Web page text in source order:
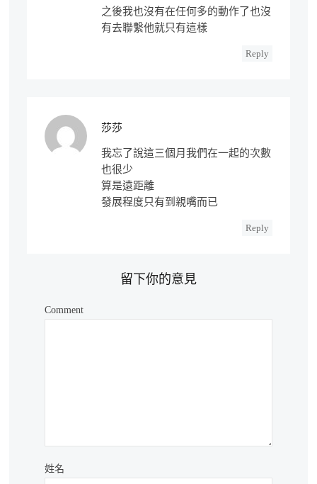
之後我也沒有在任何多的動作了也沒
有去聯繫他就只有這樣
Reply
莎莎
我忘了說這三個月我們在一起的次數
也很少
算是遠距離
發展程度只有到親嘴而已
Reply
留下你的意見
Comment
姓名